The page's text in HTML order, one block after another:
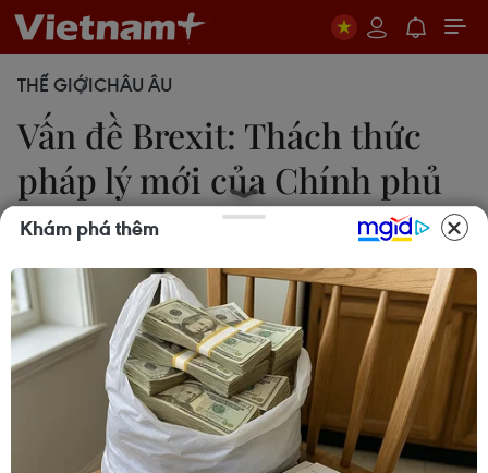
THẾ GIỚICHÂU ÂU
Vấn đề Brexit: Thách thức
pháp lý mới của Chính phủ
Anh
30/12/2016 22:48
Chính phủ Anh phải đối mặt với một thách thức
pháp lý mới liên quan tới khiếu nại yêu cầu Quốc
hội cũng phải phê chuẩn việc rút nước này khỏi
Khu vực kinh tế châu Âu (EEA).
Khám phá thêm